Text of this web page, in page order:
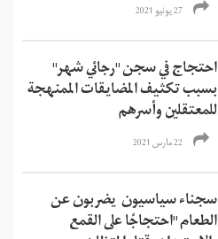
27 يونيو 2021
احتجاج في سجن "رجائي شهر"
بسبب تكثيف المضايقات الممنهجة
للمعتقلين وأسرهم
22 مارس 2021
سجناء سياسيون يضربون عن
الطعام "احتجاجًا على القمع